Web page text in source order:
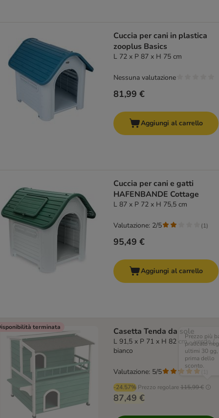
Cuccia per cani in plastica
zooplus Basics
L 72 x P 87 x H 75 cm
81,99 €
Nessuna valutazione
Aggiungi al carrello
Cuccia per cani e gatti
HAFENBANDE Cottage
L 87 x P 72 x H 75,5 cm
95,49 €
Valutazione: 2/5 (1)
Aggiungi al carrello
terminata Casetta Tenda da sole
L 91,5 x P 71 x H 82 cm - verde /
bianco
-24.57% Prezzo regolare115,99 €
Prezzo più
praticato
ultimi 30 gg,
prima dello
sconto.
87,49 €
Valutazione: 5/5